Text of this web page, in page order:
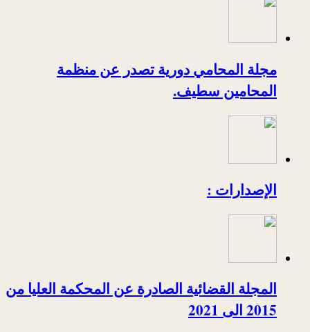
مجلة المحامي دورية تصدر عن منظمة
المحامين سطيف.
الإصدارات :
المجلة القضائية الصادرة عن المحكمة العليا من
2015 الى 2021